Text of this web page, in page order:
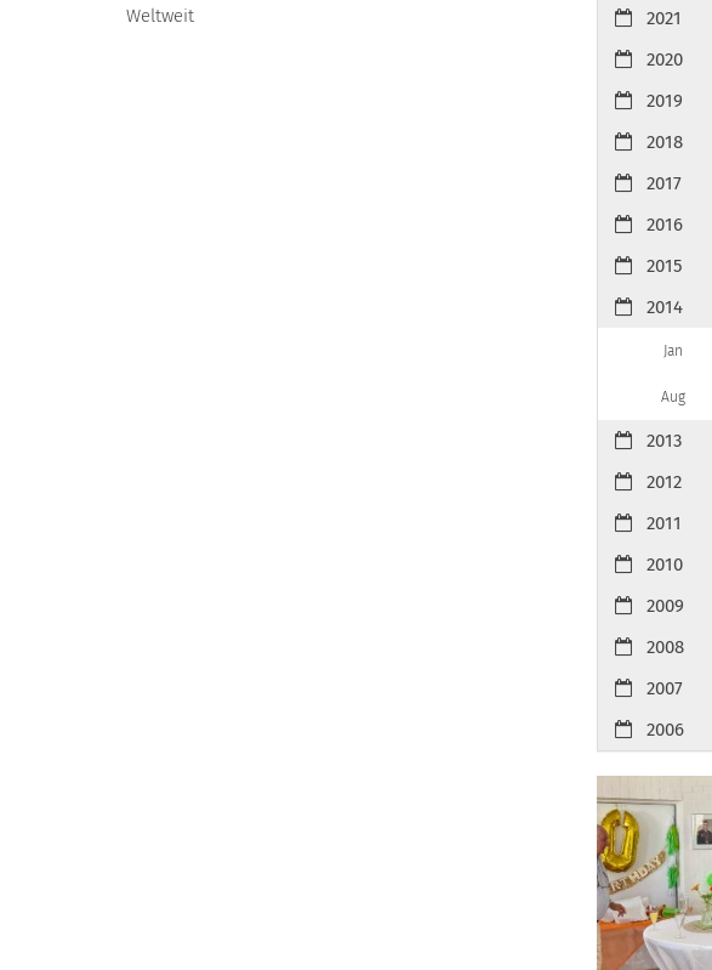
2021
2020
2019
2018
2017
2016
2015
2014
Jan
Aug
2013
2012
2011
2010
2009
2008
2007
2006
Weltweit